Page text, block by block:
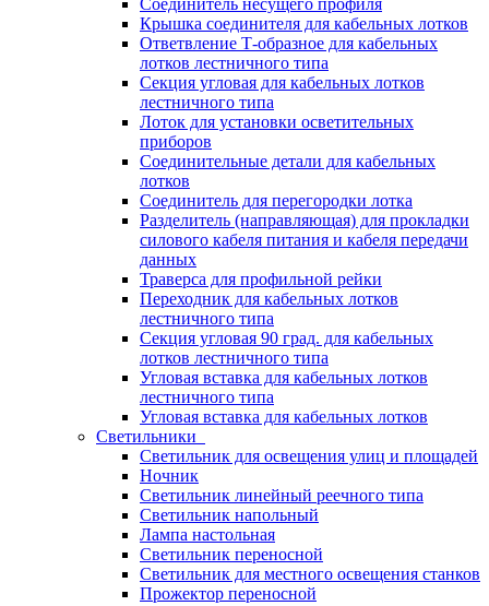
Соединитель несущего профиля
Крышка соединителя для кабельных лотков
Ответвление Т-образное для кабельных
лотков лестничного типа
Секция угловая для кабельных лотков
лестничного типа
Лоток для установки осветительных
приборов
Соединительные детали для кабельных
лотков
Соединитель для перегородки лотка
Разделитель (направляющая) для прокладки
силового кабеля питания и кабеля передачи
данных
Траверса для профильной рейки
Переходник для кабельных лотков
лестничного типа
Секция угловая 90 град. для кабельных
лотков лестничного типа
Угловая вставка для кабельных лотков
лестничного типа
Угловая вставка для кабельных лотков
Светильники
Светильник для освещения улиц и площадей
Ночник
Светильник линейный реечного типа
Светильник напольный
Лампа настольная
Светильник переносной
Светильник для местного освещения станков
Прожектор переносной